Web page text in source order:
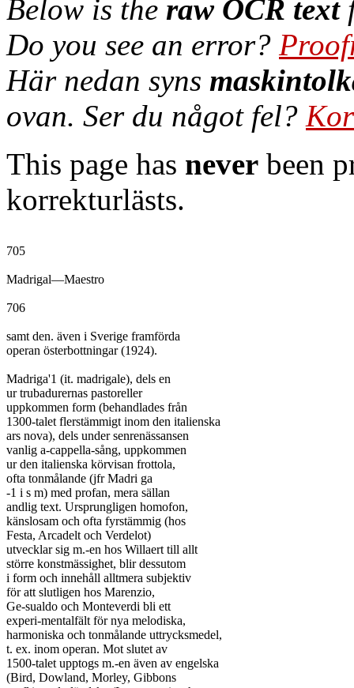
Below is the raw OCR text
Do you see an error?
Här nedan syns
ovan. Ser du något fel?
This page has never been
korrekturlästs.
705
Madrigal—Maestro
706
samt den. även i Sverige framförda
operan österbottningar (1924).
Madriga'1 (it. madrigale), dels en
ur trubadurernas pastoreller
uppkommen form (behandlades från
1300-talet flerstämmigt inom den italienska
ars nova), dels under senrenässansen
vanlig a-cappella-sång, uppkommen
ur den italienska körvisan frottola,
ofta tonmålande (jfr Madri ga
-1 i s m) med profan, mera sällan
andlig text. Ursprungligen homofon,
känslosam och ofta fyrstämmig (hos
Festa, Arcadelt och Verdelot)
utvecklar sig m.-en hos Willaert till allt
större konstmässighet, blir dessutom
i form och innehåll alltmera subjektiv
för att slutligen hos Marenzio,
Ge-sualdo och Monteverdi bli ett
experi-mentalfält för nya melodiska,
harmoniska och tonmålande uttrycksmedel,
t. ex. inom operan. Mot slutet av
1500-talet upptogs m.-en även av engelska
(Bird, Dowland, Morley, Gibbons